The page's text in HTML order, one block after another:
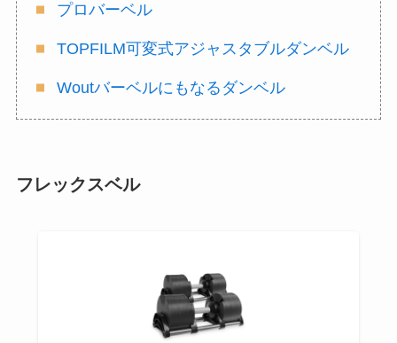
プロバーベル
TOPFILM可変式アジャスタブルダンベル
Woutバーベルにもなるダンベル
フレックスベル